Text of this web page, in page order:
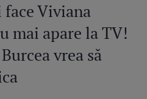
face Viviana
mai apare la TV!
vrea să